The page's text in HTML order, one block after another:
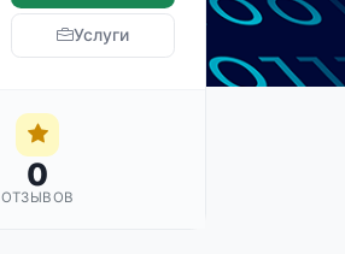
Услуги
0
ОТЗЫВОВ